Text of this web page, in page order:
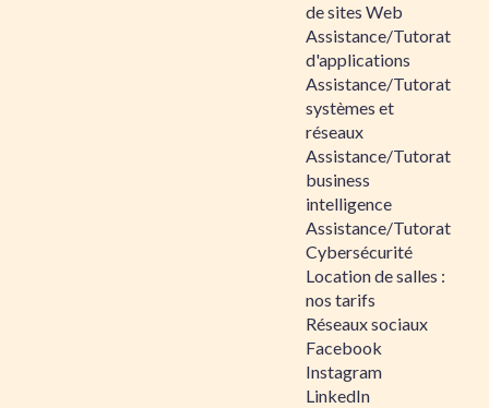
de sites Web
Assistance/Tutorat
d'applications
Assistance/Tutorat
systèmes et
réseaux
Assistance/Tutorat
business
intelligence
Assistance/Tutorat
Cybersécurité
Location de salles :
nos tarifs
Réseaux sociaux
Facebook
Instagram
LinkedIn